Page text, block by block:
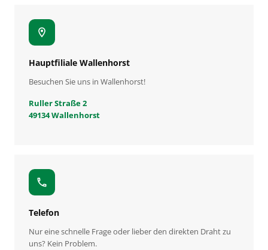
location_on
Hauptfiliale Wallenhorst
Besuchen Sie uns in Wallenhorst!
Ruller Straße 2
49134 Wallenhorst
call
Telefon
Nur eine schnelle Frage oder lieber den direkten Draht zu
uns? Kein Problem.